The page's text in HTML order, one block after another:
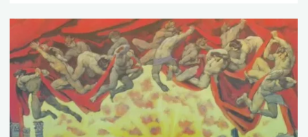
Memorie
che
Uniscono"